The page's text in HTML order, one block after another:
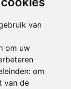
van
om uw
om
van de